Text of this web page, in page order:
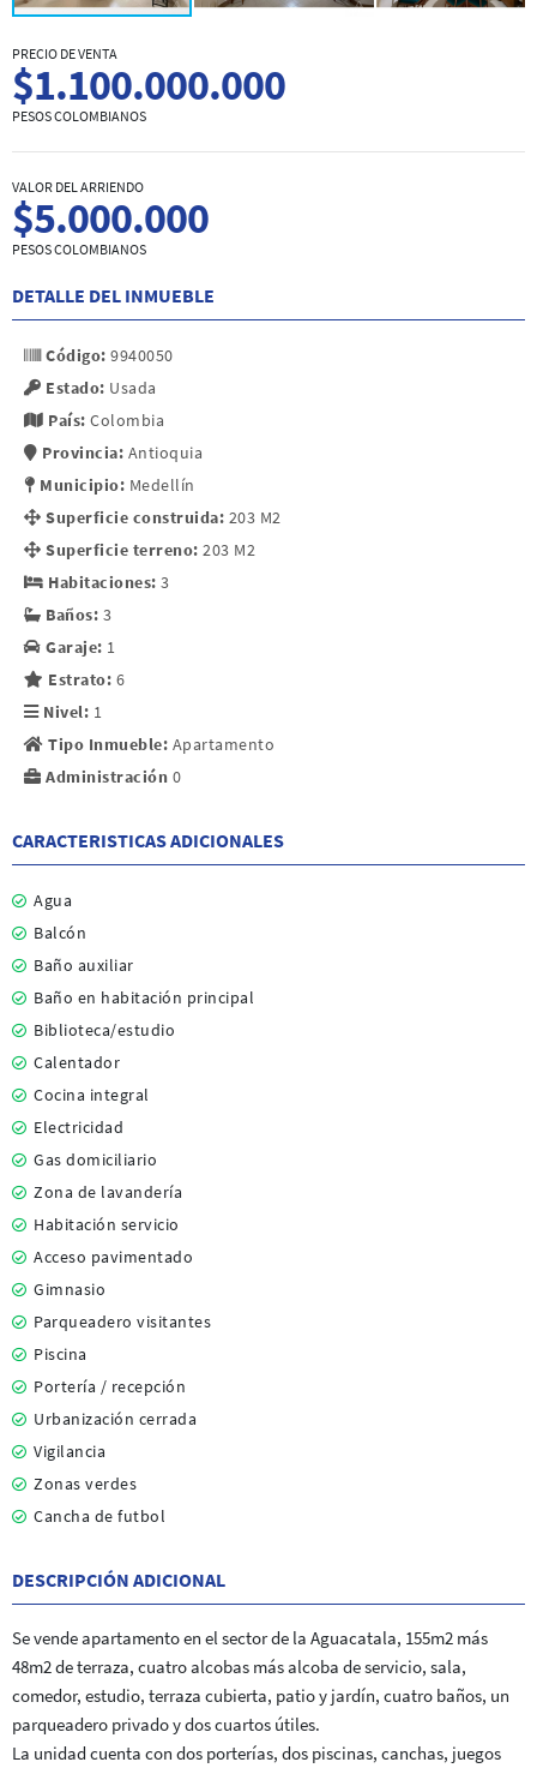
PRECIO DE VENTA
$1.100.000.000
PESOS COLOMBIANOS
VALOR DEL ARRIENDO
$5.000.000
PESOS COLOMBIANOS
DETALLE DEL INMUEBLE
Código: 9940050
Estado: Usada
País: Colombia
Provincia: Antioquia
Municipio: Medellín
Superficie construida: 203 M2
Superficie terreno: 203 M2
Habitaciones: 3
Baños: 3
Garaje: 1
Estrato: 6
Nivel: 1
Tipo Inmueble: Apartamento
Administración 0
CARACTERISTICAS ADICIONALES
Agua
Balcón
Baño auxiliar
Baño en habitación principal
Biblioteca/estudio
Calentador
Cocina integral
Electricidad
Gas domiciliario
Zona de lavandería
Habitación servicio
Acceso pavimentado
Gimnasio
Parqueadero visitantes
Piscina
Portería / recepción
Urbanización cerrada
Vigilancia
Zonas verdes
Cancha de futbol
DESCRIPCIÓN ADICIONAL
Se vende apartamento en el sector de la Aguacatala, 155m2 más
48m2 de terraza, cuatro alcobas más alcoba de servicio, sala,
comedor, estudio, terraza cubierta, patio y jardín, cuatro baños, un
parqueadero privado y dos cuartos útiles.
La unidad cuenta con dos porterías, dos piscinas, canchas, juegos